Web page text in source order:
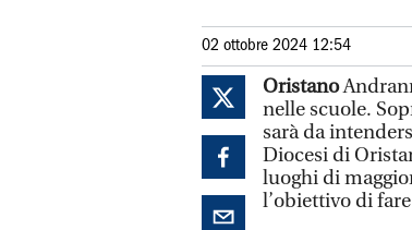
02 ottobre 2024 12:54
Oristano
nelle scuole.
sarà da
Diocesi di
luoghi di
l’obiettivo di